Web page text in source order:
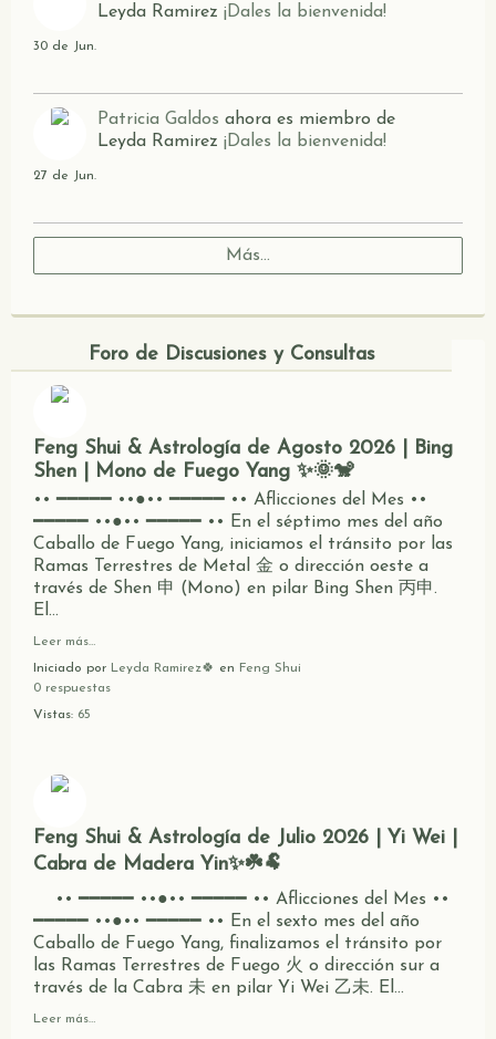
Leyda Ramirez ¡Dales la bienvenida!
30 de Jun.
Patricia Galdos ahora es miembro de
Leyda Ramirez ¡Dales la bienvenida!
27 de Jun.
Más...
Foro de Discusiones y Consultas
Feng Shui & Astrología de Agosto 2026 | Bing
Shen | Mono de Fuego Yang ✨🌞🐒
•• ━━━━━ ••●•• ━━━━━ •• Aflicciones del Mes ••
━━━━━ ••●•• ━━━━━ •• En el séptimo mes del año
Caballo de Fuego Yang, iniciamos el tránsito por las
Ramas Terrestres de Metal 金 o dirección oeste a
través de Shen 申 (Mono) en pilar Bing Shen 丙申.
El…
Leer más…
Iniciado por Leyda Ramirez🍀 en Feng Shui
0 respuestas
Vistas: 65
Feng Shui & Astrología de Julio 2026 | Yi Wei |
Cabra de Madera Yin✨☘️🐏
•• ━━━━━ ••●•• ━━━━━ •• Aflicciones del Mes ••
━━━━━ ••●•• ━━━━━ •• En el sexto mes del año
Caballo de Fuego Yang, finalizamos el tránsito por
las Ramas Terrestres de Fuego 火 o dirección sur a
través de la Cabra 未 en pilar Yi Wei 乙未. El…
Leer más…